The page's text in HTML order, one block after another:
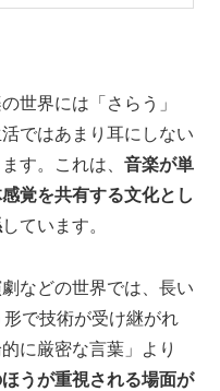
世界には「さらう」
ではあまり耳にしない
す。これは、 音楽が単
覚を共有する文化とし
しています。
などの世界では、長い
形で技術が受け継がれ
に厳密な言葉」より
うが重視される場面が